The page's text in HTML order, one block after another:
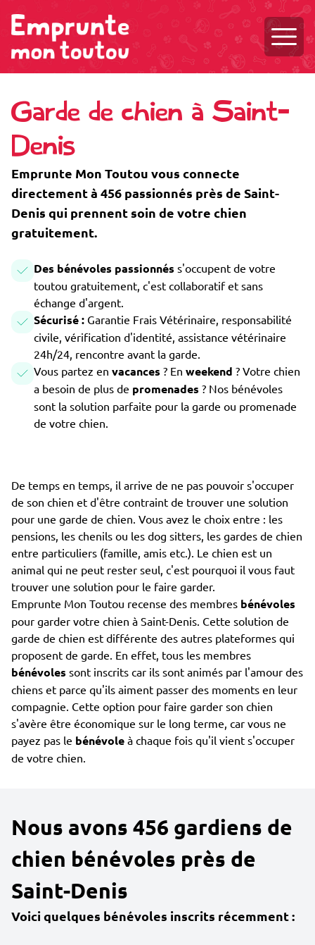
Garde de chien à Saint-
Denis
Emprunte Mon Toutou vous connecte
directement à 456 passionnés près de Saint-
Denis qui prennent soin de votre chien
gratuitement.
Des bénévoles passionnés s'occupent de votre
toutou gratuitement, c'est collaboratif et sans
échange d'argent.
Sécurisé : Garantie Frais Vétérinaire, responsabilité
civile, vérification d'identité, assistance vétérinaire
24h/24, rencontre avant la garde.
Vous partez en vacances ? En weekend ? Votre chien
a besoin de plus de promenades ? Nos bénévoles
sont la solution parfaite pour la garde ou promenade
de votre chien.
De temps en temps, il arrive de ne pas pouvoir s'occuper
de son chien et d'être contraint de trouver une solution
pour une garde de chien. Vous avez le choix entre : les
pensions, les chenils ou les dog sitters, les gardes de chien
entre particuliers (famille, amis etc.). Le chien est un
animal qui ne peut rester seul, c'est pourquoi il vous faut
trouver une solution pour le faire garder.
Emprunte Mon Toutou recense des membres bénévoles
pour garder votre chien à Saint-Denis. Cette solution de
garde de chien est différente des autres plateformes qui
proposent de garde. En effet, tous les membres
bénévoles sont inscrits car ils sont animés par l'amour des
chiens et parce qu'ils aiment passer des moments en leur
compagnie. Cette option pour faire garder son chien
s'avère être économique sur le long terme, car vous ne
payez pas le bénévole à chaque fois qu'il vient s'occuper
de votre chien.
Nous avons 456 gardiens de
chien bénévoles près de
Saint-Denis
Voici quelques bénévoles inscrits récemment :